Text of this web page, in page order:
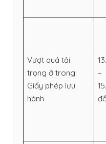
Vượt quá tải
trọng ở trong
Giấy phép lưu
hành
–